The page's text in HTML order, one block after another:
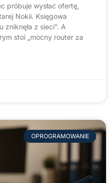
próbuje wysłać ofertę,
Nokii. Księgowa
zniknęła z sieci”. A
stoi „mocny router za
OPROGRAMOWANIE